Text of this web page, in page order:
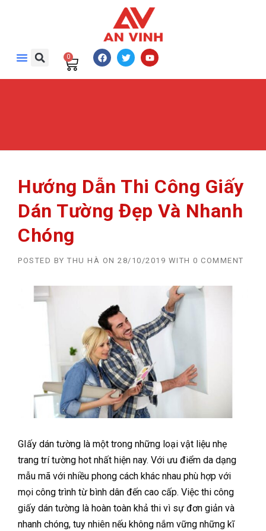
0
Hướng Dẫn Thi Công Giấy
Dán Tường Đẹp Và Nhanh
Chóng
POSTED BY THU HÀ ON 28/10/2019 WITH 0 COMMENT
GIấy dán tường là một trong những loại vật liệu nhẹ
trang trí tường hot nhất hiện nay. Với ưu điểm da dạng
mẫu mã với nhiều phong cách khác nhau phù hợp với
mọi công trình từ bình dân đến cao cấp. Việc thi công
giấy dán tường là hoàn toàn khả thi vì sự đơn giản và
nhanh chóng, tuy nhiên nếu không nắm vững những kĩ